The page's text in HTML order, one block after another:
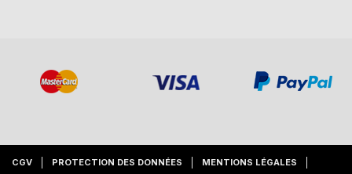
CGV PROTECTION DES DONNÉES MENTIONS LÉGALES